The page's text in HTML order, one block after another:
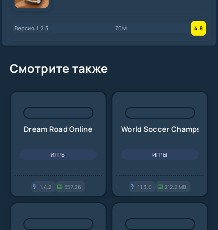
Версия: 1.2.3 70M 4.8
Смотрите также
Dream Road Online
ИГРЫ
1.4.2 557.26
World Soccer Champs
ИГРЫ
11.3.0 212.2 MB